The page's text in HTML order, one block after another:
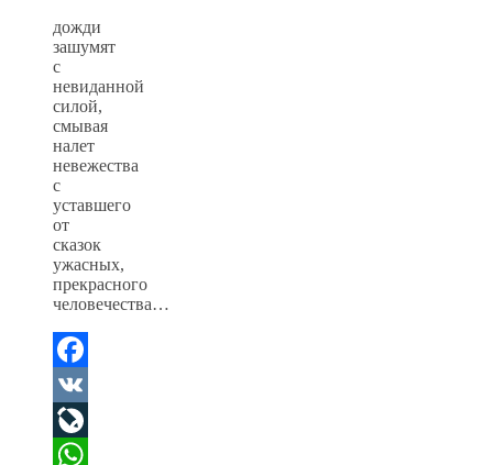
дожди
зашумят
с
невиданной
силой,
смывая
налет
невежества
с
уставшего
от
сказок
ужасных,
прекрасного
человечества…
Facebook
VK
LiveJournal